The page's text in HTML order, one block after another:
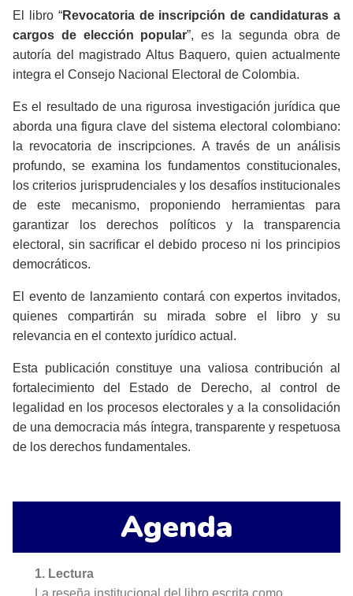
El libro “Revocatoria de inscripción de candidaturas a
cargos de elección popular”, es la segunda obra de
autoría del magistrado Altus Baquero, quien actualmente
integra el Consejo Nacional Electoral de Colombia.
Es el resultado de una rigurosa investigación jurídica que
aborda una figura clave del sistema electoral colombiano:
la revocatoria de inscripciones. A través de un análisis
profundo, se examina los fundamentos constitucionales,
los criterios jurisprudenciales y los desafíos institucionales
de este mecanismo, proponiendo herramientas para
garantizar los derechos políticos y la transparencia
electoral, sin sacrificar el debido proceso ni los principios
democráticos.
El evento de lanzamiento contará con expertos invitados,
quienes compartirán su mirada sobre el libro y su
relevancia en el contexto jurídico actual.
Esta publicación constituye una valiosa contribución al
fortalecimiento del Estado de Derecho, al control de
legalidad en los procesos electorales y a la consolidación
de una democracia más íntegra, transparente y respetuosa
de los derechos fundamentales.
Agenda
1. Lectura